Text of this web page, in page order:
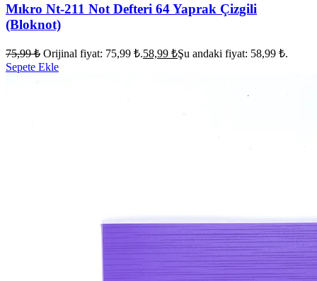
Mıkro Nt-211 Not Defteri 64 Yaprak Çizgili
(Bloknot)
75,99₺ Orijinal fiyat: 75,99 ₺.58,99 ₺Şu andaki fiyat: 58,99 ₺.
Sepete Ekle